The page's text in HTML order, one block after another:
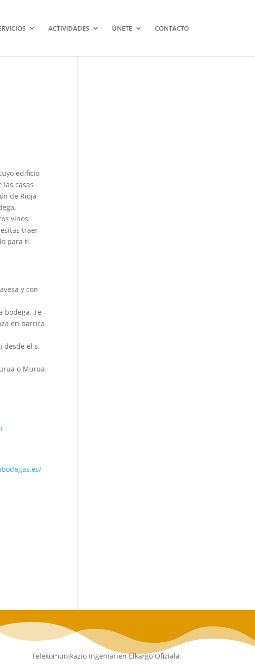
ACTIVIDADES ÚNETE CONTACTO
edificio
casas
de Rioja
vinos.
traer
para ti.
y con
bodega. Te
en barrica
desde el s.
o Murua
Telekomunikazio Ingeniarien Elkargo Ofiziala